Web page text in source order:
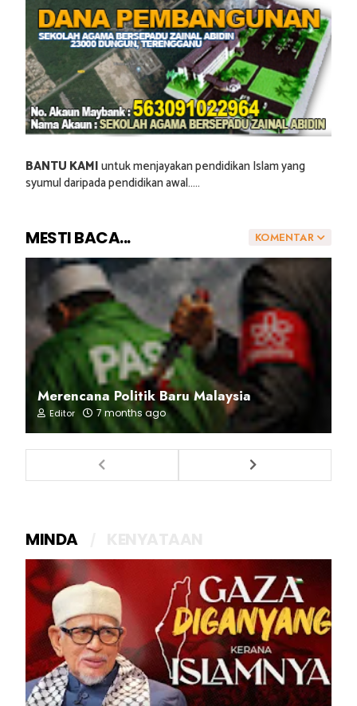
BANTU KAMIuntuk menjayakan pendidikan Islam yang
syumul daripada pendidikan awal.....
KOMENTAR
MESTI BACA...
Merencana Politik Baru Malaysia
Editor 7 months ago
MINDA